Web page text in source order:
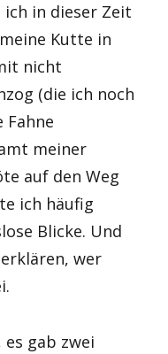
ich in dieser Zeit
Kutte in
nicht
(die ich noch
Fahne
meiner
auf den Weg
ich häufig
Blicke. Und
wer
gab zwei